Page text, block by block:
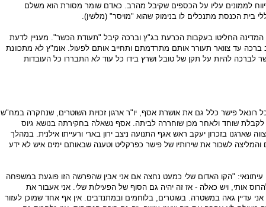
לממונים עליו על הכספים שקיבל מהרב. כאדם שומר מסורת הוא משלם
הכנסת מתנכלים לו בנימוק שהוא "מויסר" (מלשין).
החליטו בעקבות הכרעת בג"ץ וברכה קיבל "תעודת הכשר". מעניין לדעת
עד צוואר תעורר אותם מתרדמתם ותחייב אותם לפעול. אומ"ץ לא מתכוונת
לברכה להיות על תקן של טובל ושרץ בידו כל עוד לא התבררו כל העובדות
רונאל פישר כלל גם את אושרת אסף, יו"ר ארגון זכויות השוטרים, שנחקרה במח"ש
שוחד ולאחר מכן שוחררה לביתה. אסף נשאלה בחקירתה בנושא גיוס
שארגנו בזכרון יעקב ראש אגף התנועה ניצב ירון בארי ורעייתו אילנית. במהלך
לשכור את שירותיו של פישר כפרקליט וטענה שבאותם ימים איש לא ידע
עיתונאי: "הקו האדום שלי כמעט נחצה אם אני אבין שהפרשה הזו פוגעת במשפחה
אותי, ויש כאלה - אז זה יהיה גם הסוף של הפעילות שלי. אני אעבור את
עדיין גאה במשטרה. בשוטרים, בלוחמים ובמתנדבים. אין אף אחד שמוכן לעזור